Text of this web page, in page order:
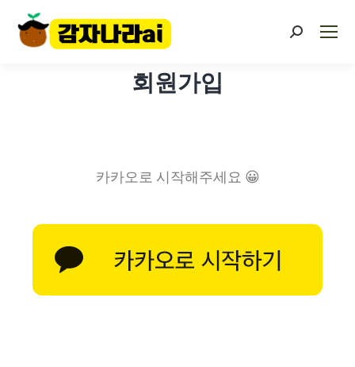
회원가입
카카오로 시작해주세요 😀